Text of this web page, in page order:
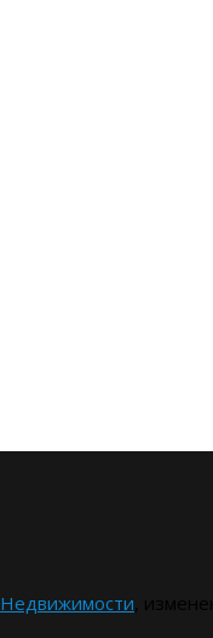
Недвижимости